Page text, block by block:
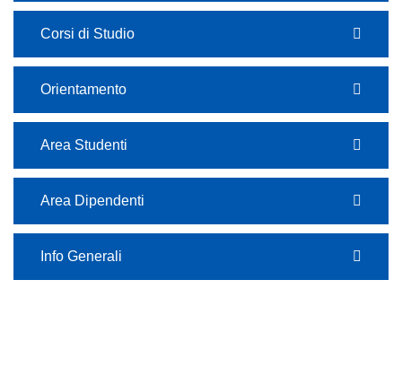
Corsi di Studio
Orientamento
Area Studenti
Area Dipendenti
Info Generali